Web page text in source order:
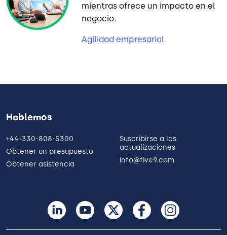
mientras ofrece un impacto en el
negocio.
Agilidad empresarial
Hablemos
+44-330-808-5300
Obtener un presupuesto
Obtener asistencia
Suscribirse a las
actualizaciones
info@five9.com